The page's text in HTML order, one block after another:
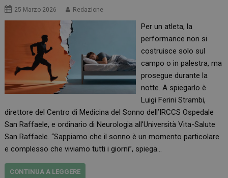
25 Marzo 2026 Redazione
Per un atleta, la
performance non si
costruisce solo sul
campo o in palestra, ma
prosegue durante la
notte. A spiegarlo è
Luigi Ferini Strambi,
direttore del Centro di Medicina del Sonno dell’IRCCS Ospedale
San Raffaele, e ordinario di Neurologia all’Università Vita-Salute
San Raffaele. “Sappiamo che il sonno è un momento particolare
e complesso che viviamo tutti i giorni”, spiega…
CONTINUA A LEGGERE